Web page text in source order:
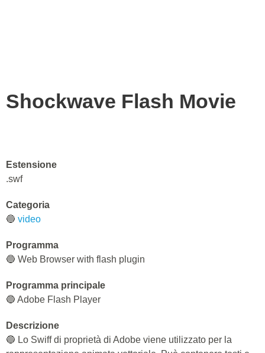
Shockwave Flash Movie
Estensione
.swf
Categoria
🔵 video
Programma
🔵 Web Browser with flash plugin
Programma principale
🔵 Adobe Flash Player
Descrizione
🔵 Lo Swiff di proprietà di Adobe viene utilizzato per la